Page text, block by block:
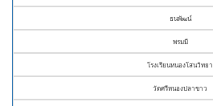
ธนพัฒน์
พรมมี
โรงเรียนหนองโสนวิทยา
วัดศรีหนองปลาขาว